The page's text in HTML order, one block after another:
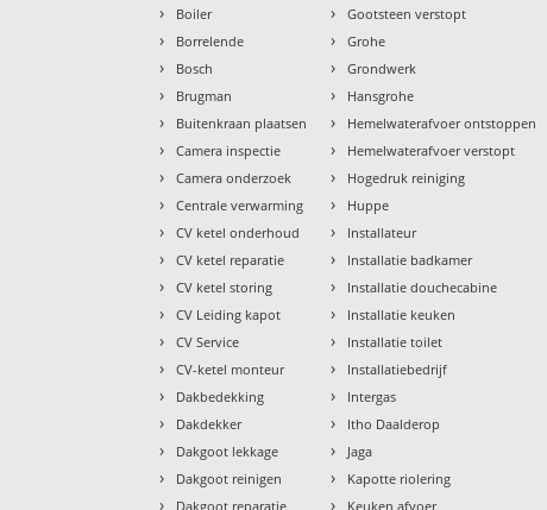
› Boiler
› Borrelende
› Bosch
› Brugman
› Buitenkraan plaatsen
› Camera inspectie
› Camera onderzoek
› Centrale verwarming
› CV ketel onderhoud
› CV ketel reparatie
› CV ketel storing
› CV Leiding kapot
› CV Service
› CV-ketel monteur
› Dakbedekking
› Dakdekker
› Dakgoot lekkage
› Dakgoot reinigen
› Dakgoot reparatie
› Gootsteen verstopt
› Grohe
› Grondwerk
› Hansgrohe
› Hemelwaterafvoer ontstoppen
› Hemelwaterafvoer verstopt
› Hogedruk reiniging
› Huppe
› Installateur
› Installatie badkamer
› Installatie douchecabine
› Installatie keuken
› Installatie toilet
› Installatiebedrijf
› Intergas
› Itho Daalderop
› Jaga
› Kapotte riolering
› Keuken afvoer